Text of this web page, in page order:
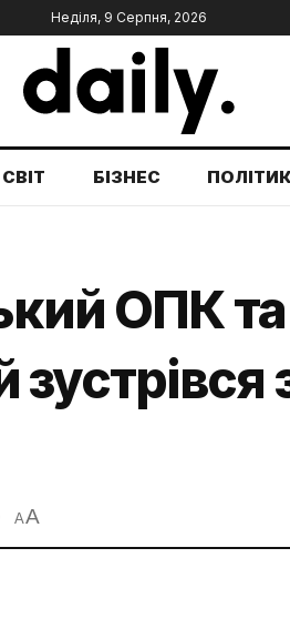
Неділя, 9 Серпня, 2026
СВІТ БІЗНЕС
ОПК
AA